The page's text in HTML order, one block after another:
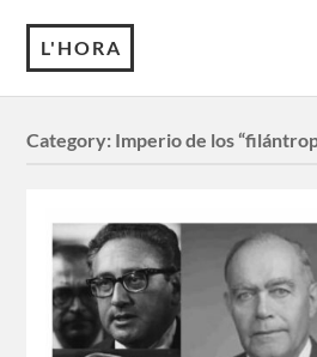
L'HORA
Category: Imperio de los